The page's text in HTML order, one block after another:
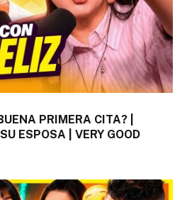
PRIMERA CITA? |
ESPOSA | VERY GOOD